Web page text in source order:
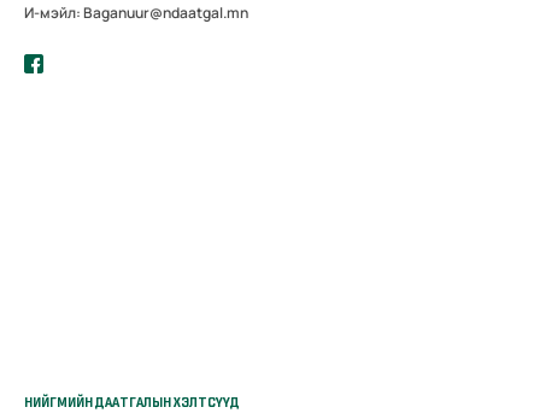
И-мэйл: Baganuur@ndaatgal.mn
НИЙГМИЙН ДААТГАЛЫН ХЭЛТСҮҮД